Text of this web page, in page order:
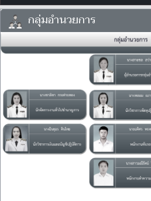
กลุ่มอำนวยการ